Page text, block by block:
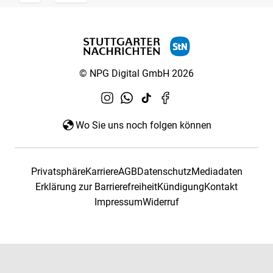
© NPG Digital GmbH 2026
Wo Sie uns noch folgen können
PrivatsphäreKarriereAGBDatenschutzMediadaten
Erklärung zur BarrierefreiheitKündigungKontakt
ImpressumWiderruf